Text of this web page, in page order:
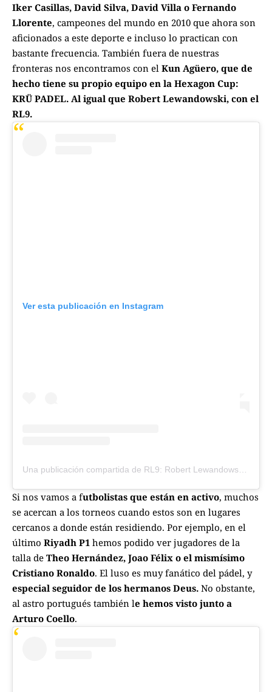
Iker Casillas, David Silva, David Villa o Fernando
Llorente, campeones del mundo en 2010 que ahora son
aficionados a este deporte e incluso lo practican con
bastante frecuencia. También fuera de nuestras
fronteras nos encontramos con el Kun Agüero, que de
hecho tiene su propio equipo en la Hexagon Cup:
KRÜ PADEL. Al igual que Robert Lewandowski, con el
RL9.
Ver esta publicación en Instagram
Si nos vamos a futbolistas que están en activo, muchos
se acercan a los torneos cuando estos son en lugares
cercanos a donde están residiendo. Por ejemplo, en el
último Riyadh P1 hemos podido ver jugadores de la
talla de Theo Hernández, Joao Félix o el mismísimo
Cristiano Ronaldo. El luso es muy fanático del pádel, y
especial seguidor de los hermanos Deus. No obstante,
al astro portugués también le hemos visto junto a
Arturo Coello.